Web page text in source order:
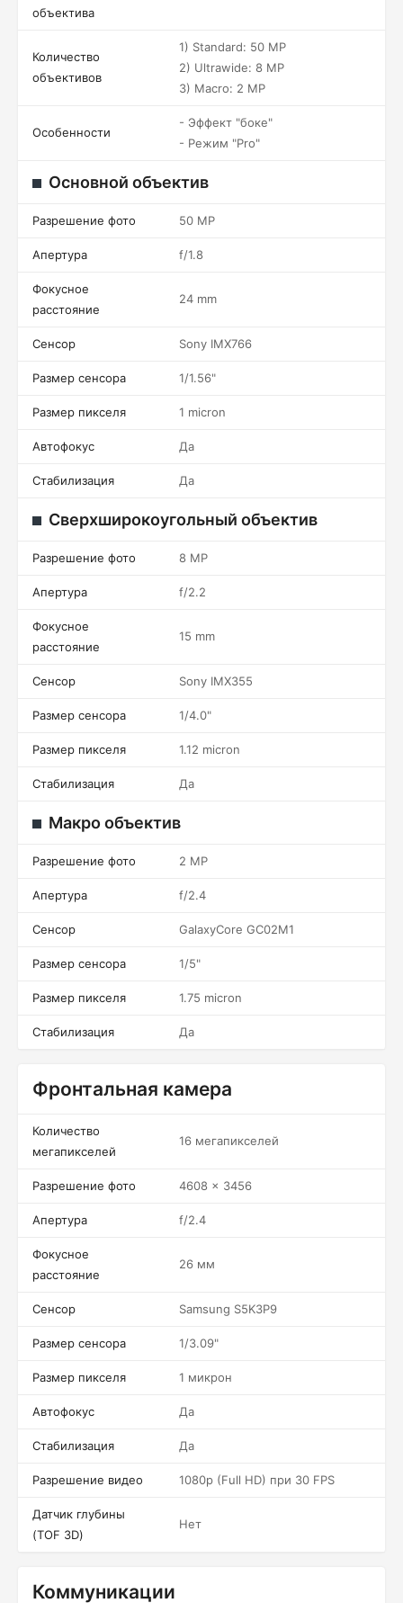
объектива
Количество
объективов
1) Standard: 50 MP
2) Ultrawide: 8 MP
3) Macro: 2 MP
Особенности
- Эффект "боке"
- Режим "Pro"
Основной объектив
Разрешение фото 50 MP
Апертура f/1.8
Фокусное
расстояние
24 mm
Сенсор Sony IMX766
Размер сенсора 1/1.56"
Размер пикселя 1 micron
Автофокус Да
Стабилизация Да
Сверхширокоугольный объектив
Разрешение фото 8 MP
Апертура f/2.2
Фокусное
расстояние
15 mm
Сенсор Sony IMX355
Размер сенсора 1/4.0"
Размер пикселя 1.12 micron
Стабилизация Да
Макро объектив
Разрешение фото 2 MP
Апертура f/2.4
Сенсор GalaxyCore GC02M1
Размер сенсора 1/5"
Размер пикселя 1.75 micron
Стабилизация Да
Фронтальная камера
Количество
мегапикселей
16 мегапикселей
Разрешение фото 4608 x 3456
Апертура f/2.4
Фокусное
расстояние
26 мм
Сенсор Samsung S5K3P9
Размер сенсора 1/3.09"
Размер пикселя 1 микрон
Автофокус Да
Стабилизация Да
Разрешение видео 1080p (Full HD) при 30 FPS
Датчик глубины
(TOF 3D)
Нет
Коммуникации